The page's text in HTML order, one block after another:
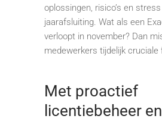
oplossingen, risico’s en
jaarafsluiting. Wat als een
verloopt in november? Dan
medewerkers tijdelijk cruciale
Met proactief
licentiebeheer